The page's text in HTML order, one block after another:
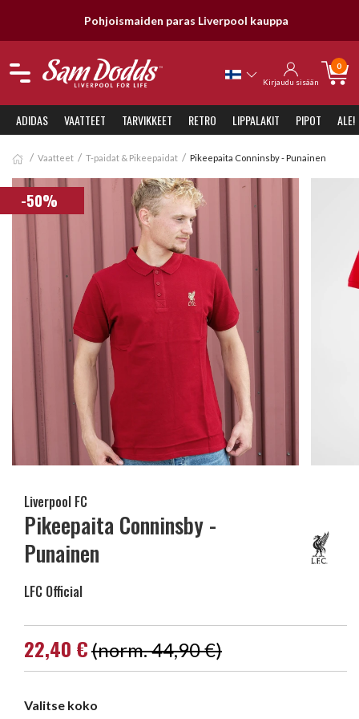
Pohjoismaiden paras Liverpool kauppa
Kirjaudu sisään
0
ADIDAS VAATTEET TARVIKKEET RETRO LIPPALAKIT PIPOT ALE!
Vaatteet T-paidat & Pikeepaidat Pikeepaita Conninsby - Punainen
-50%
Liverpool FC
Pikeepaita Conninsby -
Punainen
LFC Official
22,40 €(norm. 44,90 €)
Valitse koko